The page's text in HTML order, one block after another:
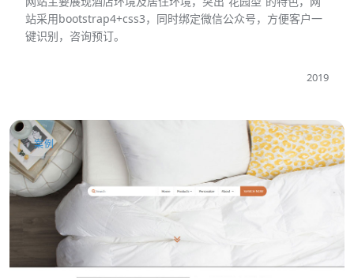
站采用bootstrap4+css3，同时绑定微信公众号，方便客户一
键识别，咨询预订。
2019
案例